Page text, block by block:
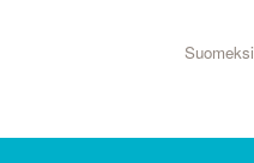
Suomeksi